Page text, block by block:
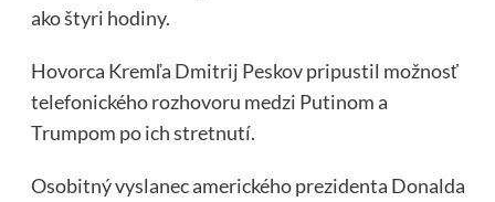
ako štyri hodiny.
Hovorca Kremľa Dmitrij Peskov pripustil možnosť
telefonického rozhovoru medzi Putinom a
Trumpom po ich stretnutí.
Osobitný vyslanec amerického prezidenta Donalda